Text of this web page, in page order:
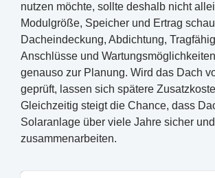
nutzen möchte, sollte deshalb nicht
Modulgröße, Speicher und Ertrag
Dacheindeckung, Abdichtung,
Anschlüsse und
genauso zur Planung. Wird das Dach
geprüft, lassen sich spätere
Gleichzeitig steigt die Chance, dass
Solaranlage über viele Jahre sicher
zusammenarbeiten.